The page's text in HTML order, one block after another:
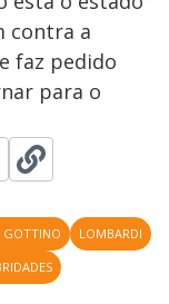
contra a
faz pedido
para o
GOTTINO
LOMBARDI